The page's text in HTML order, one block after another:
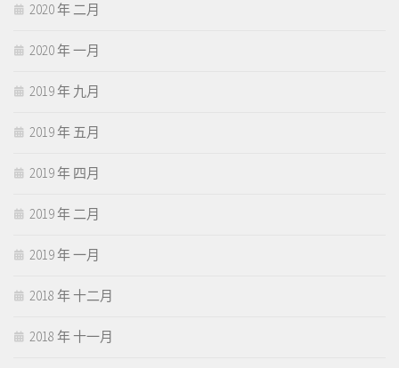
2020 年 二月
2020 年 一月
2019 年 九月
2019 年 五月
2019 年 四月
2019 年 二月
2019 年 一月
2018 年 十二月
2018 年 十一月